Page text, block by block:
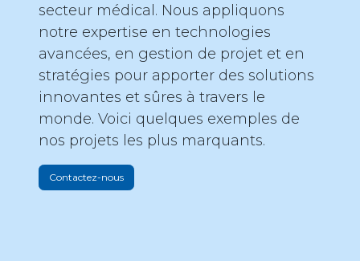
secteur médical. Nous appliquons
notre expertise en technologies
avancées, en gestion de projet et en
stratégies pour apporter des solutions
innovantes et sûres à travers le
monde. Voici quelques exemples de
nos projets les plus marquants.
Contactez-nous